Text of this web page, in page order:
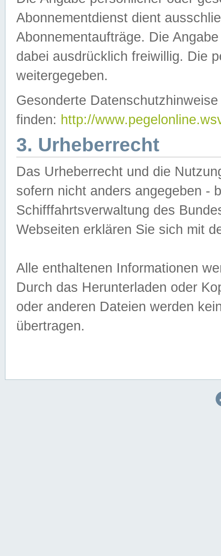
Abonnementdienst dient
Abonnementaufträge. Die
dabei ausdrücklich freiwillig. Die
weitergegeben.
Gesonderte
finden: http://
3. Urheberrecht
Das Urheberrecht und die
sofern nicht anders angegeben -
Schifffahrtsverwaltung des
Webseiten erklären Sie sich mit
Alle enthaltenen Informationen
Durch das Herunterladen oder
oder anderen Dateien werden
übertragen.